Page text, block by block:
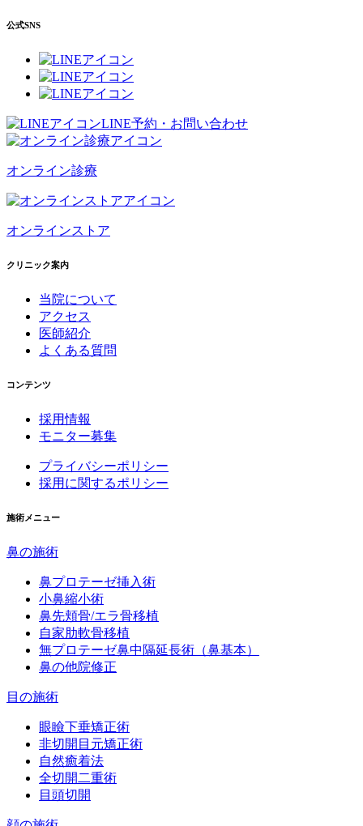
公式SNS
LINE予約・お問い合わせ
オンライン診療
オンラインストア
クリニック案内
当院について
アクセス
医師紹介
よくある質問
コンテンツ
採用情報
モニター募集
プライバシーポリシー
採用に関するポリシー
施術メニュー
鼻の施術
鼻プロテーゼ挿入術
小鼻縮小術
鼻先頬骨/エラ骨移植
自家肋軟骨移植
無プロテーゼ鼻中隔延長術（鼻基本）
鼻の他院修正
目の施術
眼瞼下垂矯正術
非切開目元矯正術
自然癒着法
全切開二重術
目頭切開